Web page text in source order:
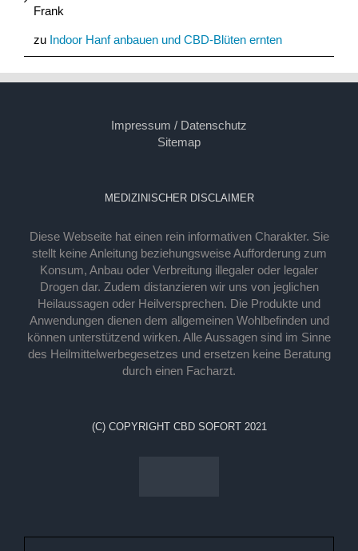
Frank
zu Indoor Hanf anbauen und CBD-Blüten ernten
Impressum / Datenschutz
Sitemap
MEDIZINISCHER DISCLAIMER
Diese Webseite hat einen rein informativen Charakter. Sie
stellt keine Anleitung beziehungsweise Aufforderung zum
Konsum, Anbau oder Verbreitung illegaler oder legaler
Drogen dar. Zudem distanzieren wir uns von jeglichen
Heilaussagen oder Heilversprechen. Die Produkte und
Anwendungen dienen dem allgemeinen Wohlbefinden und
können unterstützend wirken. Alle Aussagen sind im Sinne
des Heilmittelwerbegesetzes und ersetzen keine Beratung
durch einen Facharzt.
(C) COPYRIGHT CBD SOFORT 2021